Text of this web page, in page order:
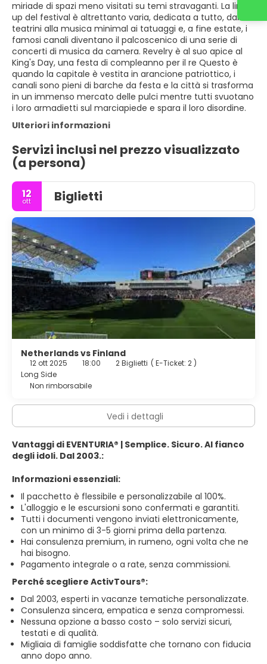
miriade di spazi meno visitati su temi stravaganti. La line-
up del festival è altrettanto varia, dedicata a tutto, dai
teatrini alla musica minimal ai tatuaggi e, a fine estate, i
famosi canali diventano il palcoscenico di una serie di
concerti di musica da camera. Revelry è al suo apice al
King's Day, una festa di compleanno per il re Questo è
quando la capitale è vestita in arancione patriottico, i
canali sono pieni di barche da festa e la città si trasforma
in un immenso mercato delle pulci mentre tutti svuotano
i loro armadietti sul marciapiede e spara il loro disordine.
Ulteriori informazioni
Servizi inclusi nel prezzo visualizzato
(a persona)
12
ott Biglietti
Netherlands vs Finland
12 ott 2025 18:00 2 Biglietti ( E-Ticket: 2 )
Long Side
Non rimborsabile
Vedi i dettagli
Vantaggi di EVENTURIA® | Semplice. Sicuro. Al fianco
degli idoli. Dal 2003.:
Informazioni essenziali:
Il pacchetto è flessibile e personalizzabile al 100%.
L'alloggio e le escursioni sono confermati e garantiti.
Tutti i documenti vengono inviati elettronicamente,
con un minimo di 3-5 giorni prima della partenza.
Hai consulenza premium, in rumeno, ogni volta che ne
hai bisogno.
Pagamento integrale o a rate, senza commissioni.
Perché scegliere ActivTours®:
Dal 2003, esperti in vacanze tematiche personalizzate.
Consulenza sincera, empatica e senza compromessi.
Nessuna opzione a basso costo – solo servizi sicuri,
testati e di qualità.
Migliaia di famiglie soddisfatte che tornano con fiducia
anno dopo anno.